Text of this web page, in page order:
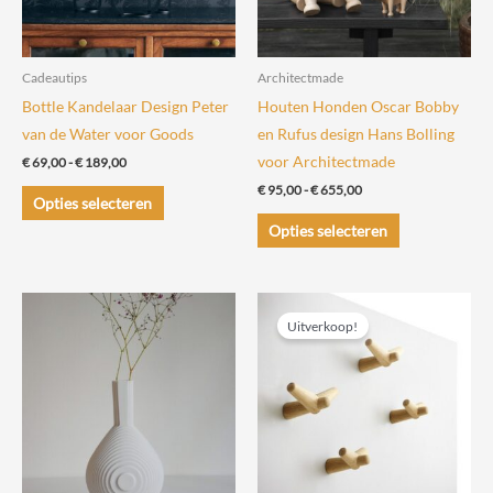
op
de
productpagina
Cadeautips
Bottle Kandelaar Design Peter
van de Water voor Goods
€69,00-€189,00Prijsklasse:
tot
€ 189,00
Opties selecteren
Dit
product
variaties.
Architectmade
Houten Honden Oscar Bobby
en Rufus design Hans Bolling
voor Architectmade
€95,00-€655,00Prijsklasse:
tot
€ 655,00
Opties selecteren
Dit
product
Deze
kan
Uitverkoop!